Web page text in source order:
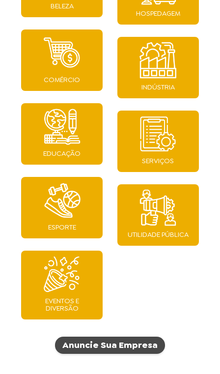
BELEZA
COMÉRCIO
EDUCAÇÃO
ESPORTE
EVENTOS E
DIVERSÃO
HOSPEDAGEM
INDÚSTRIA
SERVIÇOS
UTILIDADE PÚBLICA
Anuncie Sua Empresa